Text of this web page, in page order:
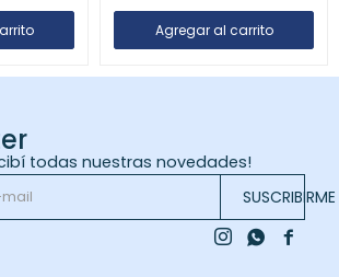
todas nuestras novedades!
SUSCRIBIRME

 